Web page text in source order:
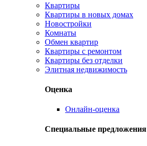
Квартиры
Квартиры в новых домах
Новостройки
Комнаты
Обмен квартир
Квартиры с ремонтом
Квартиры без отделки
Элитная недвижимость
Оценка
Онлайн-оценка
Специальные предложения